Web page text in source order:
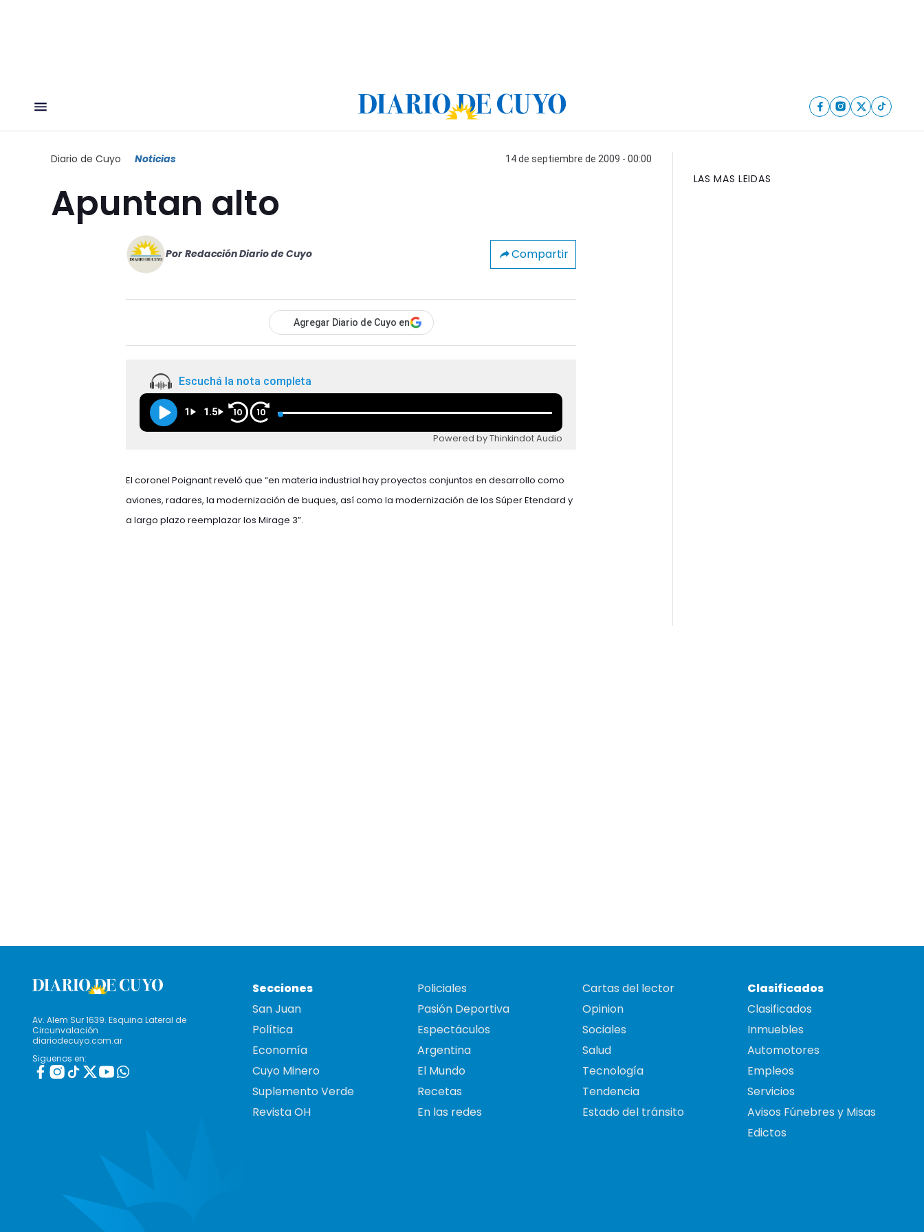
Diario de Cuyo Noticias 14 de septiembre de 2009 - 00:00
Apuntan alto
Por Redacción Diario de Cuyo Compartir
Agregar Diario de Cuyo en
Escuchá la nota completa
1 1.5 10 10
Powered by Thinkindot Audio
El coronel Poignant reveló que “en materia industrial hay proyectos conjuntos en desarrollo como
aviones, radares, la modernización de buques, así como la modernización de los Súper Etendard y
a largo plazo reemplazar los Mirage 3”.
LAS MAS LEIDAS
Av. Alem Sur 1639. Esquina Lateral de
Circunvalación
diariodecuyo.com.ar
Siguenos en:
Secciones
San Juan
Política
Economía
Cuyo Minero
Suplemento Verde
Revista OH
Policiales
Pasión Deportiva
Espectáculos
Argentina
El Mundo
Recetas
En las redes
Cartas del lector
Opinion
Sociales
Salud
Tecnología
Tendencia
Estado del tránsito
Clasificados
Clasificados
Inmuebles
Automotores
Empleos
Servicios
Avisos Fúnebres y Misas
Edictos